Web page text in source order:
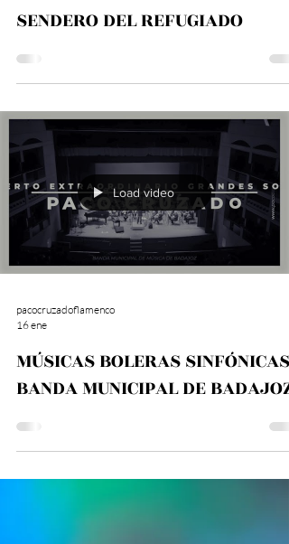
pacocruzadoflamenco
Load video
pacocruzadoflamenco
16 ene
MÚSICAS BOLERAS SINFÓNICAS.